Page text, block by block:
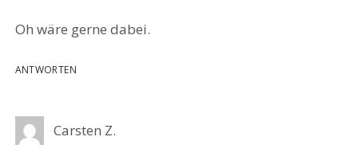
Oh wäre gerne dabei.
ANTWORTEN
Carsten Z.